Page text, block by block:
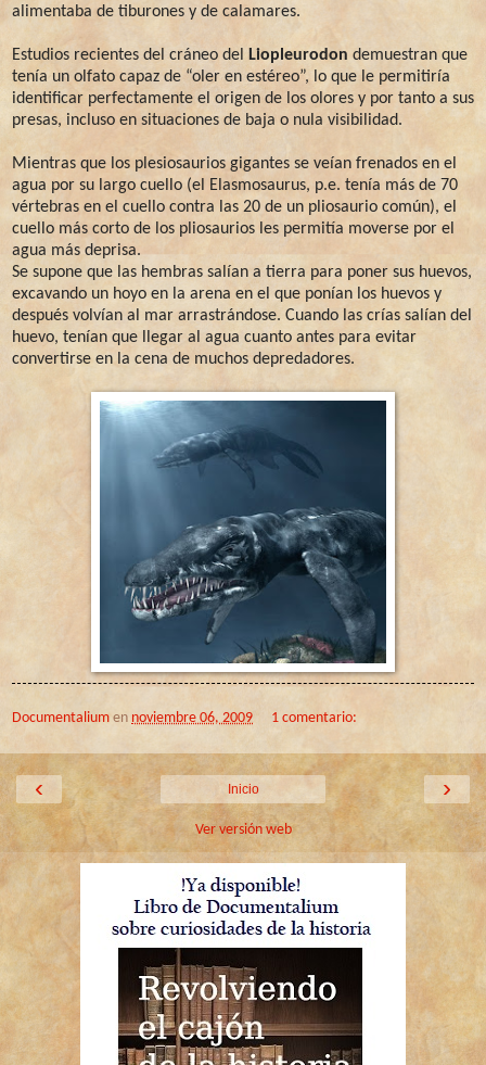
alimentaba de tiburones y de calamares.
Estudios recientes del cráneo del Liopleurodon demuestran que
tenía un olfato capaz de “oler en estéreo”, lo que le permitiría
identificar perfectamente el origen de los olores y por tanto a sus
presas, incluso en situaciones de baja o nula visibilidad.
Mientras que los plesiosaurios gigantes se veían frenados en el
agua por su largo cuello (el Elasmosaurus, p.e. tenía más de 70
vértebras en el cuello contra las 20 de un pliosaurio común), el
cuello más corto de los pliosaurios les permitía moverse por el
agua más deprisa.
Se supone que las hembras salían a tierra para poner sus huevos,
excavando un hoyo en la arena en el que ponían los huevos y
después volvían al mar arrastrándose. Cuando las crías salían del
huevo, tenían que llegar al agua cuanto antes para evitar
convertirse en la cena de muchos depredadores.
Documentalium en noviembre 06, 2009 1 comentario:
‹ ›
Inicio
Ver versión web